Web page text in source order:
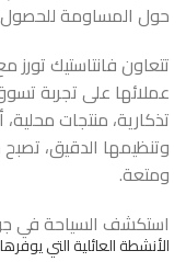
حول المساومة
تتعاون فانتاستيك
عملائها على تجربة
تذكارية، منتجات
وتنظيمها الدقيق،
ومتعة.
استكشف السياحة في
الأنشطة العائلية التي